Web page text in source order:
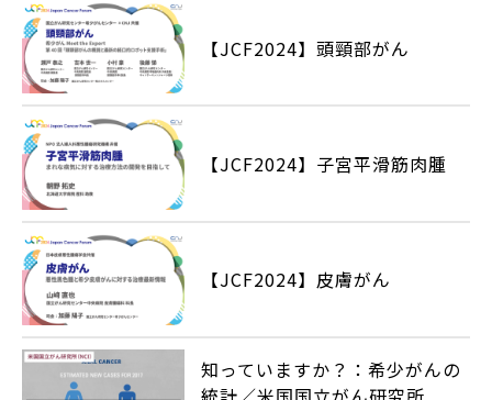
【JCF2024】頭頸部がん
【JCF2024】子宮平滑筋肉腫
【JCF2024】皮膚がん
知っていますか？：希少がんの